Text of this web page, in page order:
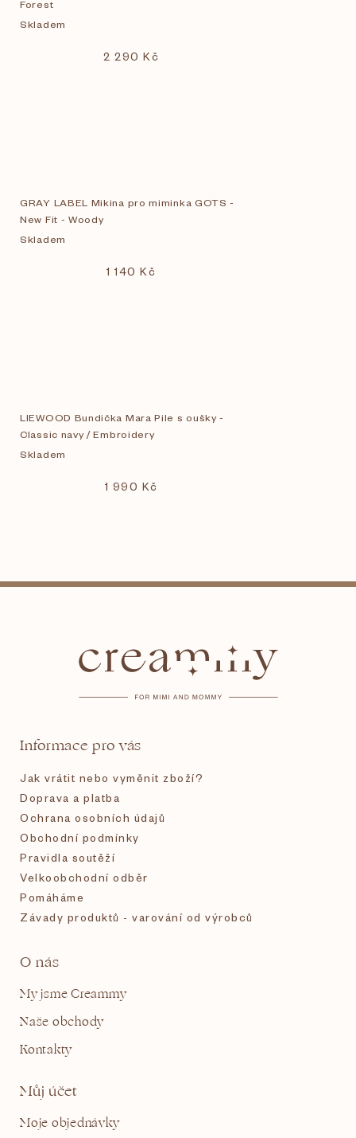
Forest
Skladem
2 290 Kč
GRAY LABEL Mikina pro miminka GOTS -
New Fit - Woody
Skladem
1 140 Kč
LIEWOOD Bundička Mara Pile s oušky -
Classic navy / Embroidery
Skladem
1 990 Kč
Informace pro vás
Jak vrátit nebo vyměnit zboží?
Doprava a platba
Ochrana osobních údajů
Obchodní podmínky
Pravidla soutěží
Velkoobchodní odběr
Pomáháme
Závady produktů - varování od výrobců
O nás
My jsme Creammy
Naše obchody
Kontakty
Můj účet
Moje objednávky